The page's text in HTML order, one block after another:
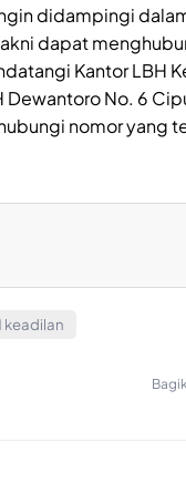
didampingi
dapat
Kantor LBH
Dewantoro No. 6
nomor yang
keadilan